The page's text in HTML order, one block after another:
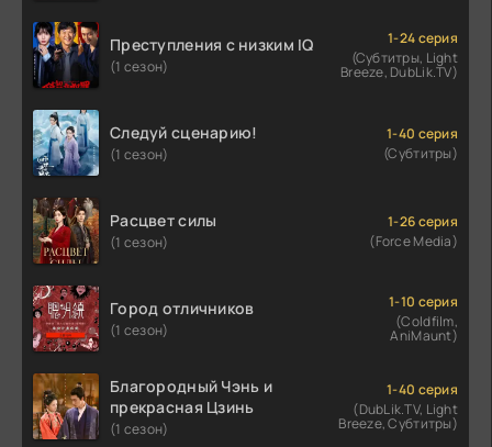
Преступления с низким IQ
(1 сезон)
1-24 серия
(Субтитры, Light
Breeze, DubLik.TV)
Следуй сценарию!
(1 сезон)
1-40 серия
(Субтитры)
Расцвет силы
(1 сезон)
1-26 серия
(Force Media)
Город отличников
(1 сезон)
1-10 серия
(Coldfilm,
AniMaunt)
Благородный Чэнь и
прекрасная Цзинь
(1 сезон)
1-40 серия
(DubLik.TV, Light
Breeze, Субтитры)